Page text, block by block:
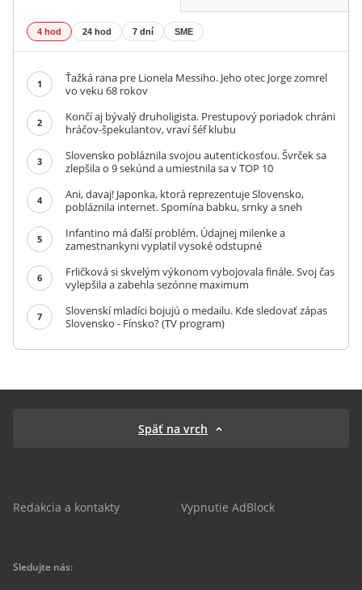
4 hod 24 hod 7 dní SME
1
Ťažká rana pre Lionela Messiho. Jeho otec Jorge zomrel
vo veku 68 rokov
2
Končí aj bývalý druholigista. Prestupový poriadok chráni
hráčov-špekulantov, vraví šéf klubu
3
Slovensko pobláznila svojou autentickosťou. Švrček sa
zlepšila o 9 sekúnd a umiestnila sa v TOP 10
4
Ani, davaj! Japonka, ktorá reprezentuje Slovensko,
pobláznila internet. Spomína babku, srnky a sneh
5
Infantino má ďalší problém. Údajnej milenke a
zamestnankyni vyplatil vysoké odstupné
6
Frličková si skvelým výkonom vybojovala finále. Svoj čas
vylepšila a zabehla sezónne maximum
7
Slovenskí mladíci bojujú o medailu. Kde sledovať zápas
Slovensko - Fínsko? (TV program)
Späť na vrch
Redakcia a kontakty Vypnutie AdBlock
Sledujte nás: